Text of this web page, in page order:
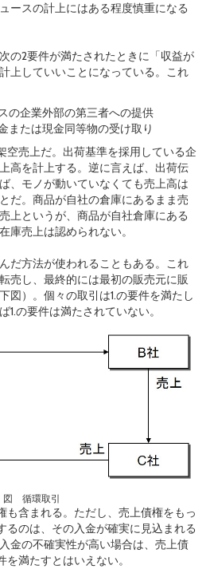
ースの計上にはある程度慎重になる
の2要件が満たされたときに「収益が
上していいことになっている。これ
の企業外部の第三者への提供
または現金同等物の受け取り
空売上だ。出荷基準を採用している企
高を計上する。逆に言えば、出荷伝
、モノが動いていなくても売上高は
だ。商品が自社の倉庫にあるまま売
上というが、商品が自社倉庫にある
庫売上は認められない。
だ方法が使われることもある。これ
売し、最終的には最初の販売元に販
図）。個々の取引は1.の要件を満たし
の要件は満たされていない。
図 循環取引
も含まれる。ただし、売上債権をもっ
るのは、その入金が確実に見込まれる
金の不確実性が高い場合は、売上債
満たすとはいえない。